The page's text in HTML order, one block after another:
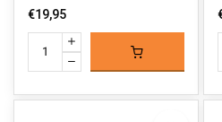
€19,95